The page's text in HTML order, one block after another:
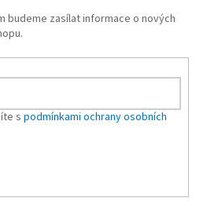
budeme zasílat informace o nových
s podmínkami ochrany osobních